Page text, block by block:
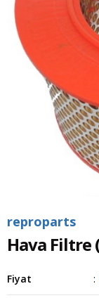
reproparts
Hava Filtre
Fiyat :